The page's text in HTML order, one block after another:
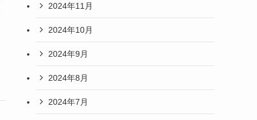
2024年11月
2024年10月
2024年9月
2024年8月
2024年7月